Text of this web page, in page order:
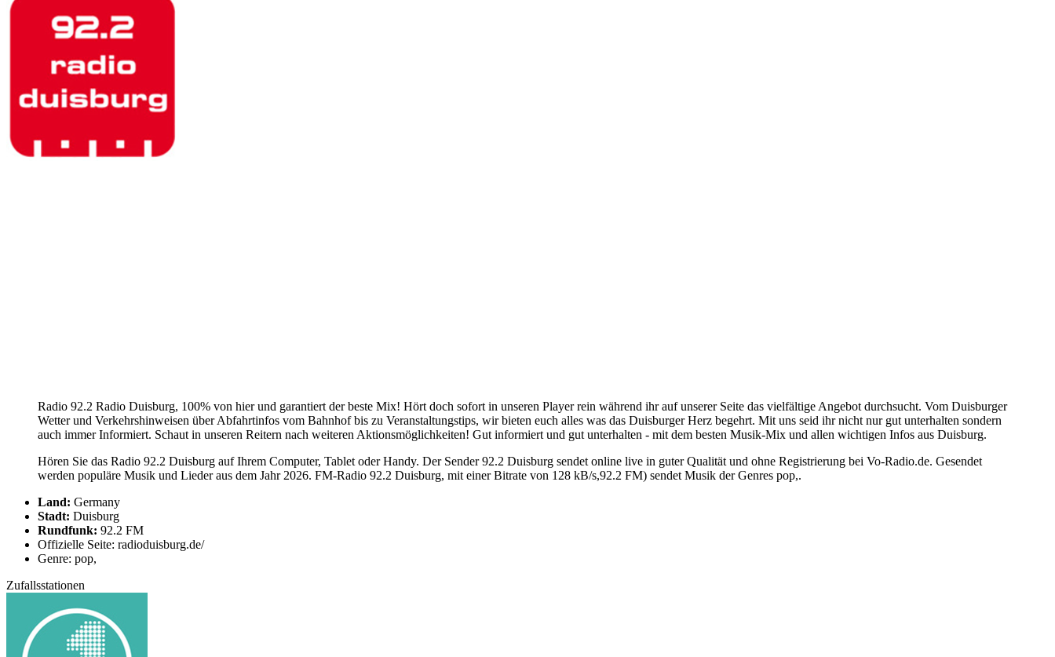
Radio 92.2 Radio Duisburg, 100% von hier und garantiert der beste Mix! Hört doch sofort in unseren Player rein während ihr auf unserer Seite das vielfältige Angebot durchsucht. Vom Duisburger
Wetter und Verkehrshinweisen über Abfahrtinfos vom Bahnhof bis zu Veranstaltungstips, wir bieten euch alles was das Duisburger Herz begehrt. Mit uns seid ihr nicht nur gut unterhalten sondern
auch immer Informiert. Schaut in unseren Reitern nach weiteren Aktionsmöglichkeiten! Gut informiert und gut unterhalten - mit dem besten Musik-Mix und allen wichtigen Infos aus Duisburg.
Hören Sie das Radio 92.2 Duisburg auf Ihrem Computer, Tablet oder Handy. Der Sender 92.2 Duisburg sendet online live in guter Qualität und ohne Registrierung bei Vo-Radio.de. Gesendet
werden populäre Musik und Lieder aus dem Jahr 2026. FM-Radio 92.2 Duisburg, mit einer Bitrate von 128 kB/s,92.2 FM) sendet Musik der Genres pop,.
Land: Germany
Stadt: Duisburg
Rundfunk: 92.2 FM
Offizielle Seite: radioduisburg.de/
Genre: pop,
Zufallsstationen